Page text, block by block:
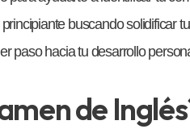
buscando solidificar
paso hacia tu desarrollo
de